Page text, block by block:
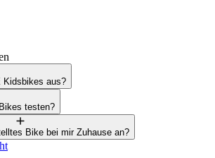
Kidsbikes aus?
testen?
Bike bei mir Zuhause an?